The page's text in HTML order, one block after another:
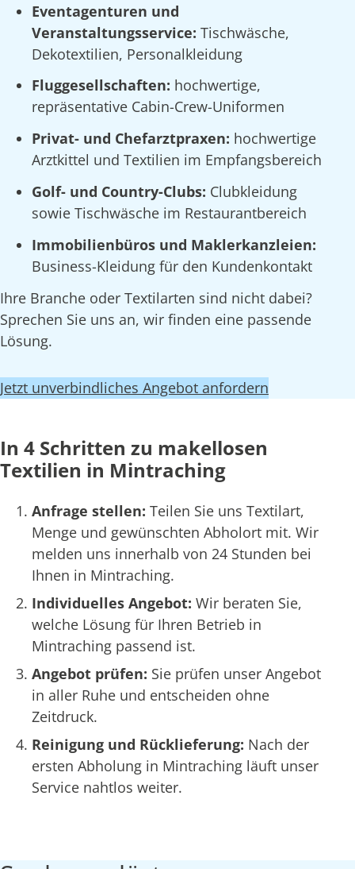
Eventagenturen und
Veranstaltungsservice: Tischwäsche,
Dekotextilien, Personalkleidung
Fluggesellschaften: hochwertige,
repräsentative Cabin-Crew-Uniformen
Privat- und Chefarztpraxen: hochwertige
Arztkittel und Textilien im Empfangsbereich
Golf- und Country-Clubs: Clubkleidung
sowie Tischwäsche im Restaurantbereich
Immobilienbüros und Maklerkanzleien:
Business-Kleidung für den Kundenkontakt
Ihre Branche oder Textilarten sind nicht dabei?
Sprechen Sie uns an, wir finden eine passende
Lösung.
Jetzt unverbindliches Angebot anfordern
In 4 Schritten zu makellosen
Textilien in Mintraching
Anfrage stellen: Teilen Sie uns Textilart,
Menge und gewünschten Abholort mit. Wir
melden uns innerhalb von 24 Stunden bei
Ihnen in Mintraching.
Individuelles Angebot: Wir beraten Sie,
welche Lösung für Ihren Betrieb in
Mintraching passend ist.
Angebot prüfen: Sie prüfen unser Angebot
in aller Ruhe und entscheiden ohne
Zeitdruck.
Reinigung und Rücklieferung: Nach der
ersten Abholung in Mintraching läuft unser
Service nahtlos weiter.